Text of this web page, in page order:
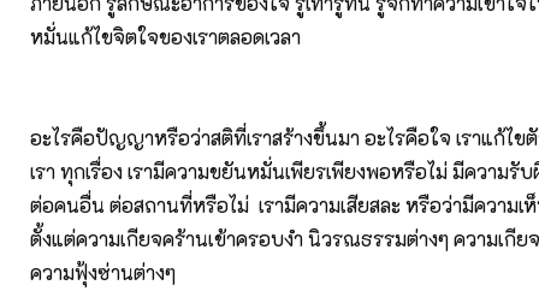
หมั่นแก้ไขจิตใจของเราตลอดเวลา
อะไรคือปัญญาหรือว่าสติที่เราสร้างขึ้นมา อะไรคือใจ เราแก้ไข
เรา ทุกเรื่อง เรามีความขยันหมั่นเพียรเพียงพอหรือไม่ มีความรั
ต่อคนอื่น ต่อสถานที่หรือไม่ เรามีความเสียสละ หรือว่ามีความเ
ตั้งแต่ความเกียจคร้านเข้าครอบงำ นิวรณธรรมต่างๆ ความเกีย
ความฟุ้งซ่านต่างๆ